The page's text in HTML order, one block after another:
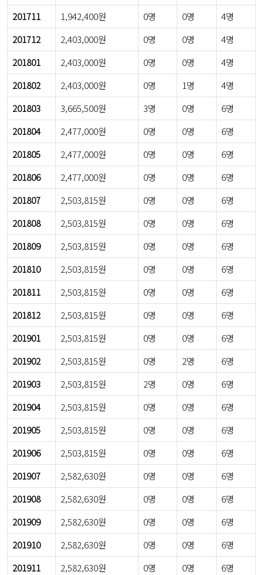
201711
1,942,400원 0명 0명
4명
201712
2,403,000원 0명 0명
4명
201801
2,403,000원 0명 0명
4명
201802
2,403,000원 0명 1명
4명
201803
3,665,500원 3명 0명
6명
201804
2,477,000원 0명 0명
6명
201805
2,477,000원 0명 0명
6명
201806
2,477,000원 0명 0명
6명
201807
2,503,815원 0명 0명
6명
201808
2,503,815원 0명 0명
6명
201809
2,503,815원 0명 0명
6명
201810
2,503,815원 0명 0명
6명
201811
2,503,815원 0명 0명
6명
201812
2,503,815원 0명 0명
6명
201901
2,503,815원 0명 0명
6명
201902
2,503,815원 0명 2명
6명
201903
2,503,815원 2명 0명
6명
201904
2,503,815원 0명 0명
6명
201905
2,503,815원 0명 0명
6명
201906
2,503,815원 0명 0명
6명
201907
2,582,630원 0명 0명
6명
201908
2,582,630원 0명 0명
6명
201909
2,582,630원 0명 0명
6명
201910
2,582,630원 0명 0명
6명
201911
2,582,630원 0명 0명 6명